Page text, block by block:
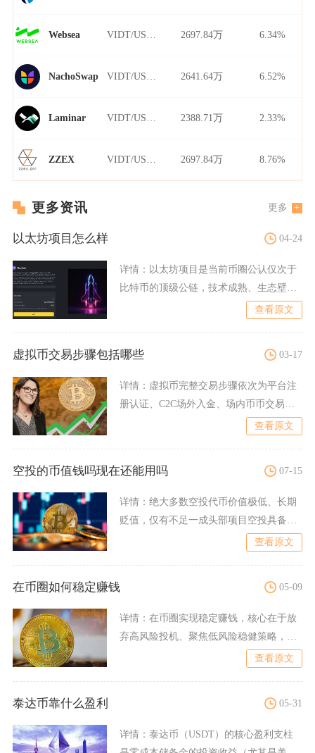
Websea 2697.84万 6.34%
NachoSwap 2641.64万 6.52%
Laminar 2388.71万 2.33%
ZZEX 2697.84万 8.76%
更多资讯 更多
以太坊项目怎么样 04-24
详情： 以太坊项目是当前币圈公认仅次于
比特币的顶级公链，技术成熟、生态壁垒
查看原文
虚拟币交易步骤包括哪些 03-17
详情： 虚拟币完整交易步骤依次为平台注
册认证、C2C场外入金、场内币币交易持
查看原文
空投的币值钱吗现在还能用吗 07-15
详情： 绝大多数空投代币价值极低、长期
贬值，仅有不足一成头部项目空投具备持
查看原文
在币圈如何稳定赚钱 05-09
详情： 在币圈实现稳定赚钱，核心在于放
弃高风险投机、聚焦低风险稳健策略，以
查看原文
泰达币靠什么盈利 05-31
详情： 泰达币（USDT）的核心盈利支柱